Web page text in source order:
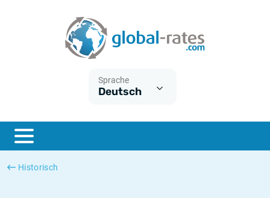
Sprache
Deutsch
Historisch
ESTER
SONIA
Was ist die VPI-Inflation?
Was ist die HVPI-Inflation?
Deutsche inflation
Europäische inflation
Historische Euribor-Sätze
Historische ESTER-Sätze
Historische SOFR-Sätze
Historische SONIA-Sätze
Inflationsrechner